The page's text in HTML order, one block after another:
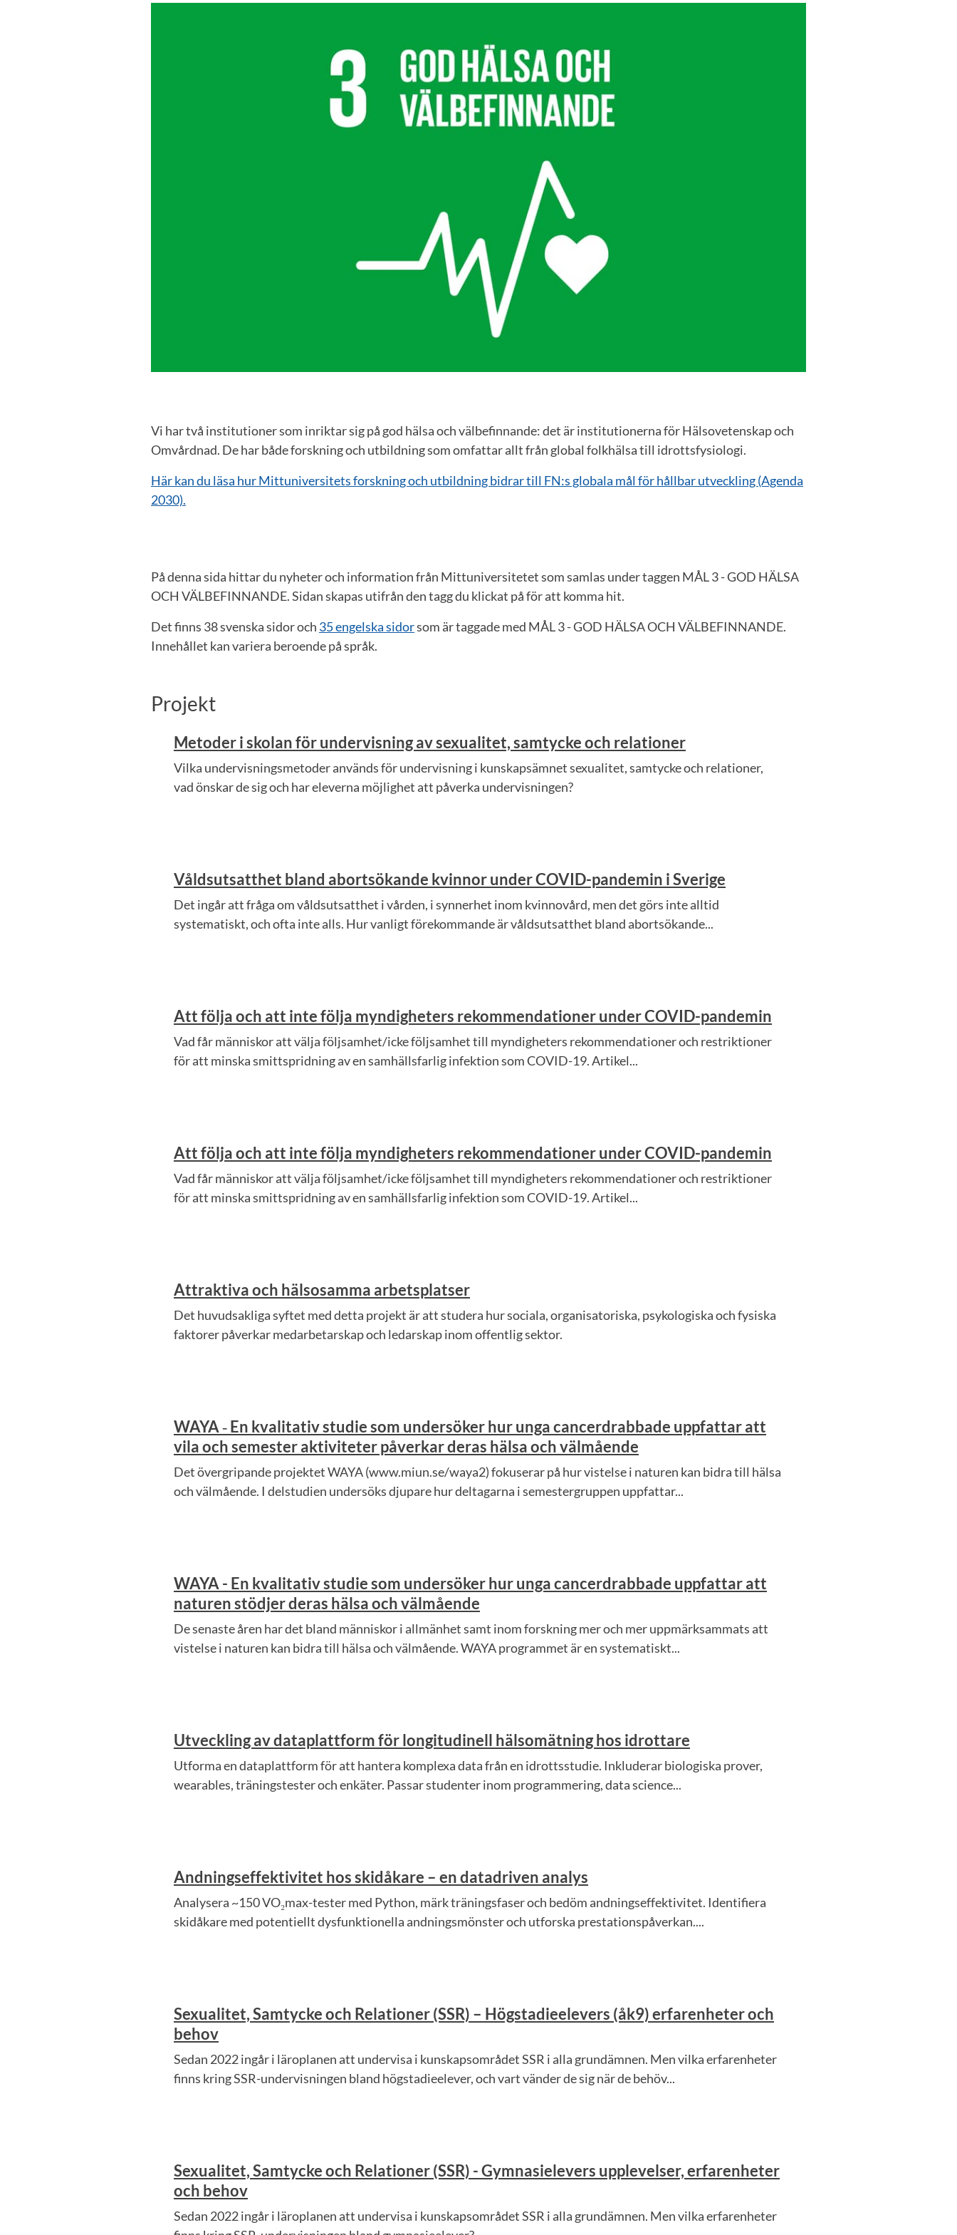
Vi har två institutioner som inriktar sig på god hälsa och välbefinnande: det är institutionerna för Hälsovetenskap och
Omvårdnad. De har både forskning och utbildning som omfattar allt från global folkhälsa till idrottsfysiologi.
​Här kan du läsa hur Mittuniversitets forskning och utbildning bidrar till FN:s globala mål för hållbar utveckling (Agenda
2030).
På denna sida hittar du nyheter och information från Mittuniversitetet som samlas under taggen MÅL 3 - GOD HÄLSA
OCH VÄLBEFINNANDE. Sidan skapas utifrån den tagg du klickat på för att komma hit.
Det finns 38 svenska sidor och 35 engelska sidorsom är taggade med MÅL 3 - GOD HÄLSA OCH VÄLBEFINNANDE.
Innehållet kan variera beroende på språk.
Projekt
Metoder i skolan för undervisning av sexualitet, samtycke och relationer
Vilka undervisningsmetoder används för undervisning i kunskapsämnet sexualitet, samtycke och relationer,
vad önskar de sig och har eleverna möjlighet att påverka undervisningen?
Våldsutsatthet bland abortsökande kvinnor under COVID-pandemin i Sverige
Det ingår att fråga om våldsutsatthet i vården, i synnerhet inom kvinnovård, men det görs inte alltid
systematiskt, och ofta inte alls. Hur vanligt förekommande är våldsutsatthet bland abortsökande...
Att följa och att inte följa myndigheters rekommendationer under COVID-pandemin
Vad får människor att välja följsamhet/icke följsamhet till myndigheters rekommendationer och restriktioner
för att minska smittspridning av en samhällsfarlig infektion som COVID-19. Artikel...
Att följa och att inte följa myndigheters rekommendationer under COVID-pandemin
Vad får människor att välja följsamhet/icke följsamhet till myndigheters rekommendationer och restriktioner
för att minska smittspridning av en samhällsfarlig infektion som COVID-19. Artikel...
Attraktiva och hälsosamma arbetsplatser
Det huvudsakliga syftet med detta projekt är att studera hur sociala, organisatoriska, psykologiska och fysiska
faktorer påverkar medarbetarskap och ledarskap inom offentlig sektor.
WAYA ‑ En kvalitativ studie som undersöker hur unga cancerdrabbade uppfattar att
vila och semester aktiviteter påverkar deras hälsa och välmående
Det övergripande projektet WAYA (www.miun.se/waya2) fokuserar på hur vistelse i naturen kan bidra till hälsa
och välmående. I delstudien undersöks djupare hur deltagarna i semestergruppen uppfattar...
WAYA - En kvalitativ studie som undersöker hur unga cancerdrabbade uppfattar att
naturen stödjer deras hälsa och välmående
De senaste åren har det bland människor i allmänhet samt inom forskning mer och mer uppmärksammats att
vistelse i naturen kan bidra till hälsa och välmående. WAYA programmet är en systematiskt...
Utveckling av dataplattform för longitudinell hälsomätning hos idrottare
Utforma en dataplattform för att hantera komplexa data från en idrottsstudie. Inkluderar biologiska prover,
wearables, träningstester och enkäter. Passar studenter inom programmering, data science...
Andningseffektivitet hos skidåkare – en datadriven analys
Analysera ~150 VO₂max-tester med Python, märk träningsfaser och bedöm andningseffektivitet. Identifiera
skidåkare med potentiellt dysfunktionella andningsmönster och utforska prestationspåverkan....
Sexualitet, Samtycke och Relationer (SSR) – Högstadieelevers (åk9) erfarenheter och
behov
Sedan 2022 ingår i läroplanen att undervisa i kunskapsområdet SSR i alla grundämnen. Men vilka erfarenheter
finns kring SSR-undervisningen bland högstadieelever, och vart vänder de sig när de behöv...
Sexualitet, Samtycke och Relationer (SSR) - Gymnasielevers upplevelser, erfarenheter
och behov
Sedan 2022 ingår i läroplanen att undervisa i kunskapsområdet SSR i alla grundämnen. Men vilka erfarenheter